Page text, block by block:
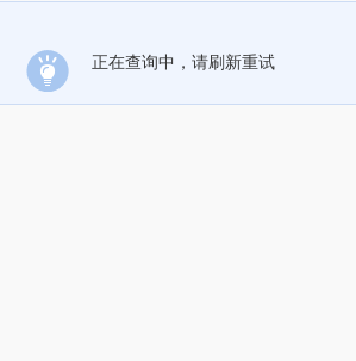
正在查询中，请刷新重试